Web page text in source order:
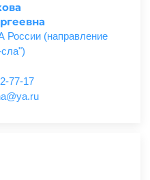
(направление
77-17
kboB